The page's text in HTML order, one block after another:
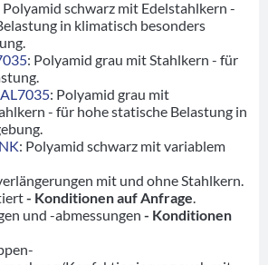
Polyamid schwarz mit Edelstahlkern -
in klimatisch besonders
: Polyamid grau mit Stahlkern - für
: Polyamid grau mit
- für hohe statische Belastung in
: Polyamid schwarz mit variablem
mit und ohne Stahlkern.
- Konditionen auf Anfrage
und -abmessungen - Konditionen